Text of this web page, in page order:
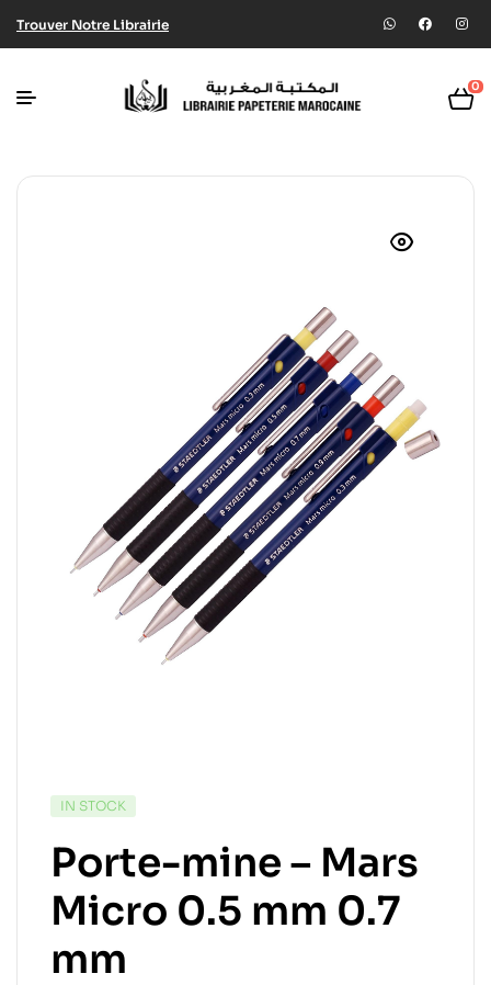
Trouver Notre Librairie
0
IN STOCK
Porte-mine – Mars
Micro 0.5 mm 0.7
mm